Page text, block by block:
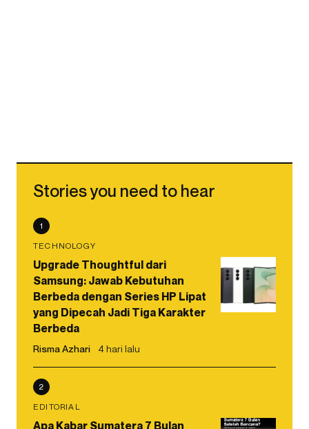
Stories you need to hear
1
TECHNOLOGY
Upgrade Thoughtful dari
Samsung: Jawab Kebutuhan
Berbeda dengan Series HP Lipat
yang Dipecah Jadi Tiga Karakter
Berbeda
Risma Azhari 4 hari lalu
2
EDITORIAL
Apa Kabar Sumatera 7 Bulan